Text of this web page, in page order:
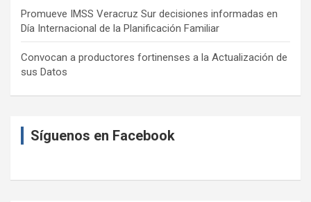
Promueve IMSS Veracruz Sur decisiones informadas en
Día Internacional de la Planificación Familiar
Convocan a productores fortinenses a la Actualización de
sus Datos
Síguenos en Facebook